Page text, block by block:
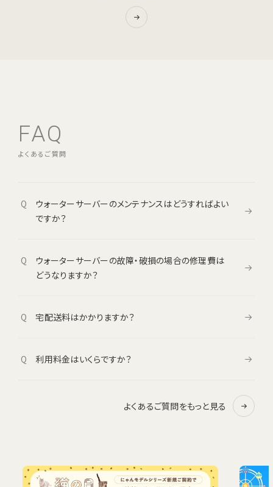
FAQ
よくあるご質問
Q
ウォーターサーバーのメンテナンスはどうすればよい
ですか？
Q
ウォーターサーバーの故障・破損の場合の修理費は
どうなりますか？
Q 宅配送料はかかりますか？
Q 利用料金はいくらですか？
よくあるご質問をもっと見る